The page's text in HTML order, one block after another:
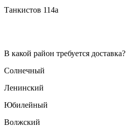
Танкистов 114а
В какой район требуется доставка?
Солнечный
Ленинский
Юбилейный
Волжский